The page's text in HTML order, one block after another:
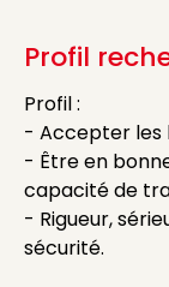
Profil
Profil :
- Accepter les
- Être en
capacité de
- Rigueur,
sécurité.